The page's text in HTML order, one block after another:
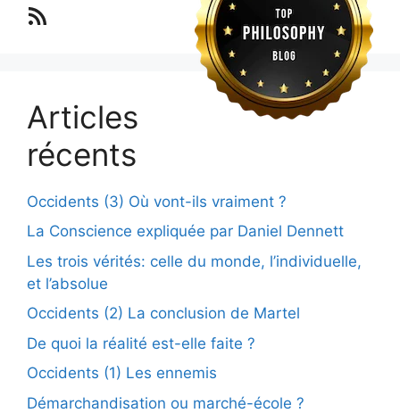
Lo blog Surimposium
Articles
récents
Occidents (3) Où vont-ils vraiment ?
La Conscience expliquée par Daniel Dennett
Les trois vérités: celle du monde, l’individuelle,
et l’absolue
Occidents (2) La conclusion de Martel
De quoi la réalité est-elle faite ?
Occidents (1) Les ennemis
Démarchandisation ou marché-école ?